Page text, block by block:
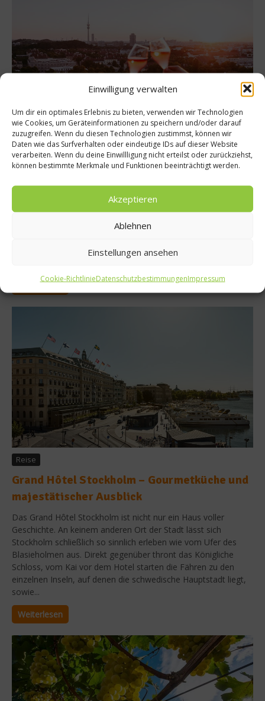
Einwilligung verwalten
Um dir ein optimales Erlebnis zu bieten, verwenden wir Technologien
wie Cookies, um Geräteinformationen zu speichern und/oder darauf
zuzugreifen. Wenn du diesen Technologien zustimmst, können wir
Daten wie das Surfverhalten oder eindeutige IDs auf dieser Website
verarbeiten. Wenn du deine Einwillligung nicht erteilst oder zurückziehst,
können bestimmte Merkmale und Funktionen beeinträchtigt werden.
Akzeptieren
Ablehnen
Einstellungen ansehen
Cookie-RichtlinieDatenschutzbestimmungenImpressum
Gastro & Gourmet Getränke
Cocktail X Festival München 2026
München bekommt sein flüssigstes Highlight des Jahres: Vom
13. bis 30. Mai 2026 verwandelt das Cocktail X Festival
München die Stadt in ein vibrierendes Netzwerk aus Bars,
Begegnungen und außergewöhnlichen Drinks. Über 50 der
Signature-Cocktails und das zu einem einheitlichen Preis von
Weiterlesen
Reise
Grand Hôtel Stockholm – Gourmetküche und
majestätischer Ausblick
Das Grand Hôtel Stockholm ist nicht nur ein Haus voller
Geschichte. An keinem anderen Ort der Stadt lässt sich
Stockholm schließlich so sinnlich erleben wie vom Ufer des
Blasieholmen aus. Direkt gegenüber thront das Königliche
Schloss, vom Kai vor dem Hotel starten die Fähren zu den
einzelnen Inseln, auf denen die schwedische Hauptstadt liegt,
sowie...
Weiterlesen